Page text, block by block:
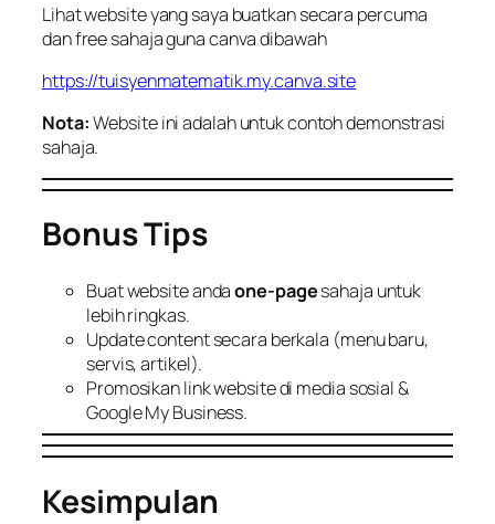
Lihat website yang saya buatkan secara percuma
dan free sahaja guna canva dibawah
https://tuisyenmatematik.my.canva.site
Nota:Website ini adalah untuk contoh demonstrasi
sahaja.
Bonus Tips
Buat website andaone-pagesahaja untuk
lebih ringkas.
Update content secara berkala (menu baru,
servis, artikel).
Promosikan link website di media sosial &
Google My Business.
Kesimpulan